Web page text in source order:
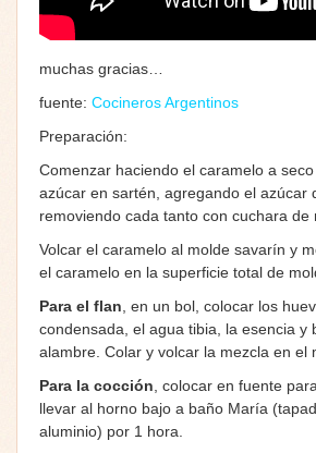
muchas gracias…
fuente: Cocineros Argentinos
Preparación:
Comenzar haciendo el caramelo a
azúcar en sartén, agregando el azúcar
removiendo cada tanto con cuchara de
Volcar el caramelo al molde savarín y
el caramelo en la superficie total de
Para el flan , en un bol, colocar los
condensada, el agua tibia, la esencia y
alambre. Colar y volcar la mezcla en el
Para la cocción , colocar en fuente
llevar al horno bajo a baño María
aluminio) por 1 hora.